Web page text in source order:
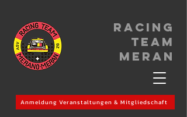
Racing
Team
meran
Anmeldung Veranstaltungen & Mitgliedschaft